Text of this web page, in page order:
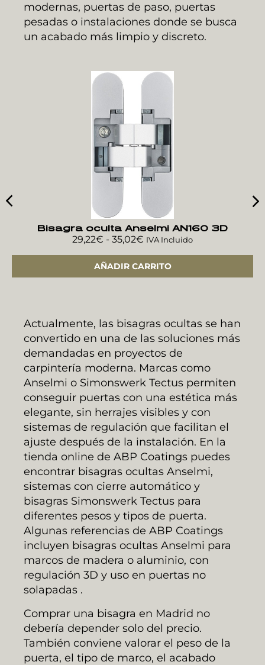
modernas, puertas de paso, puertas
pesadas o instalaciones donde se busca
un acabado más limpio y discreto.
Bisagra oculta Anselmi AN160 3D
29,22€ - 35,02€ IVA Incluido
AÑADIR CARRITO
Actualmente, las bisagras ocultas se han
convertido en una de las soluciones más
demandadas en proyectos de
carpintería moderna. Marcas como
Anselmi o Simonswerk Tectus permiten
conseguir puertas con una estética más
elegante, sin herrajes visibles y con
sistemas de regulación que facilitan el
ajuste después de la instalación. En la
tienda online de ABP Coatings puedes
encontrar bisagras ocultas Anselmi,
sistemas con cierre automático y
bisagras Simonswerk Tectus para
diferentes pesos y tipos de puerta.
Algunas referencias de ABP Coatings
incluyen bisagras ocultas Anselmi para
marcos de madera o aluminio, con
regulación 3D y uso en puertas no
solapadas .
Comprar una bisagra en Madrid no
debería depender solo del precio.
También conviene valorar el peso de la
puerta, el tipo de marco, el acabado